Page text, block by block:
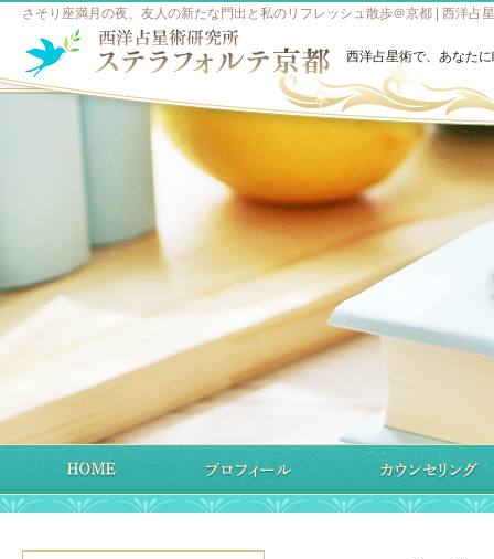
さそり座満月の夜、友人の新たな門出と私のリフレッシュ散歩＠京都 | 西洋占
西洋占星術で、あなた